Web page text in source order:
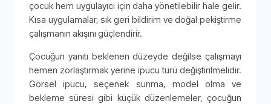
çocuk hem uygulayıcı için daha yönetilebilir hale gelir.
Kısa uygulamalar, sık geri bildirim ve doğal pekiştirme
çalışmanın akışını güçlendirir.
Çocuğun yanıtı beklenen düzeyde değilse çalışmayı
hemen zorlaştırmak yerine ipucu türü değiştirilmelidir.
Görsel ipucu, seçenek sunma, model olma ve
bekleme süresi gibi küçük düzenlemeler, çocuğun